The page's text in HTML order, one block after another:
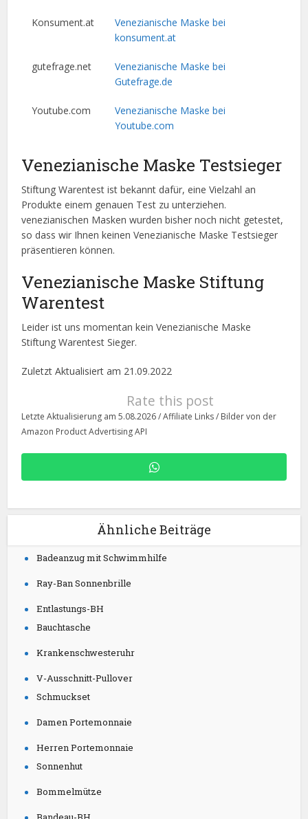
Konsument.at
Venezianische Maske bei
konsument.at
gutefrage.net
Venezianische Maske bei
Gutefrage.de
Youtube.com
Venezianische Maske bei
Youtube.com
Venezianische Maske Testsieger
Stiftung Warentest ist bekannt dafür, eine Vielzahl an
Produkte einem genauen Test zu unterziehen.
venezianischen Masken wurden bisher noch nicht getestet,
so dass wir Ihnen keinen Venezianische Maske Testsieger
präsentieren können.
Venezianische Maske Stiftung
Warentest
Leider ist uns momentan kein Venezianische Maske
Stiftung Warentest Sieger.
Zuletzt Aktualisiert am 21.09.2022
Rate this post
Letzte Aktualisierung am 5.08.2026 / Affiliate Links / Bilder von der
Amazon Product Advertising API
Ähnliche Beiträge
Badeanzug mit Schwimmhilfe
Ray-Ban Sonnenbrille
Entlastungs-BH
Bauchtasche
Krankenschwesteruhr
V-Ausschnitt-Pullover
Schmuckset
Damen Portemonnaie
Herren Portemonnaie
Sonnenhut
Bommelmütze